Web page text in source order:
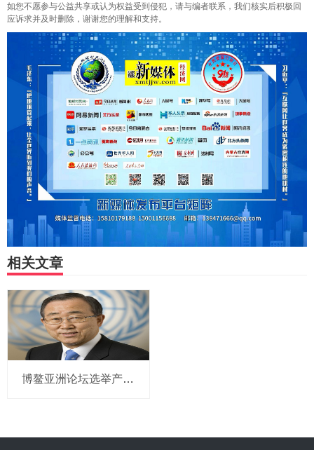
如您不愿参与公益共享或认为权益受到侵犯，请与编者联系，我们核实后积极回
应诉求并及时删除，谢谢您的理解和支持。
相关文章
博鳌亚洲论坛选举产生新一届理事会 潘基文当选理事长